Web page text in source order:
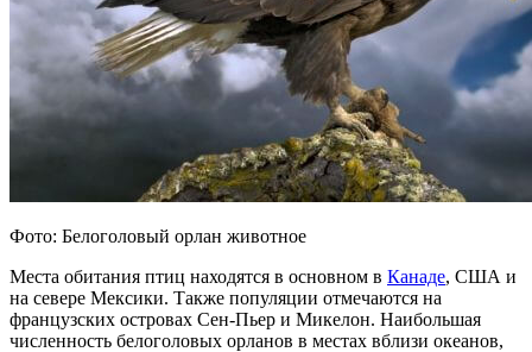
Фото: Белоголовый орлан животное
Места обитания птиц находятся в основном в Канаде, США и
на севере Мексики. Также популяции отмечаются на
французских островах Сен-Пьер и Микелон. Наибольшая
численность белоголовых орланов в местах вблизи океанов,